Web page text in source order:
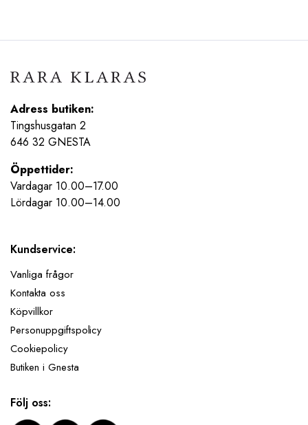
Adress butiken:
Tingshusgatan 2
646 32 GNESTA
Öppettider:
Vardagar 10.00–17.00
Lördagar 10.00–14.00
Kundservice:
Vanliga frågor
Kontakta oss
Köpvillkor
Personuppgiftspolicy
Cookiepolicy
Butiken i Gnesta
Följ oss: